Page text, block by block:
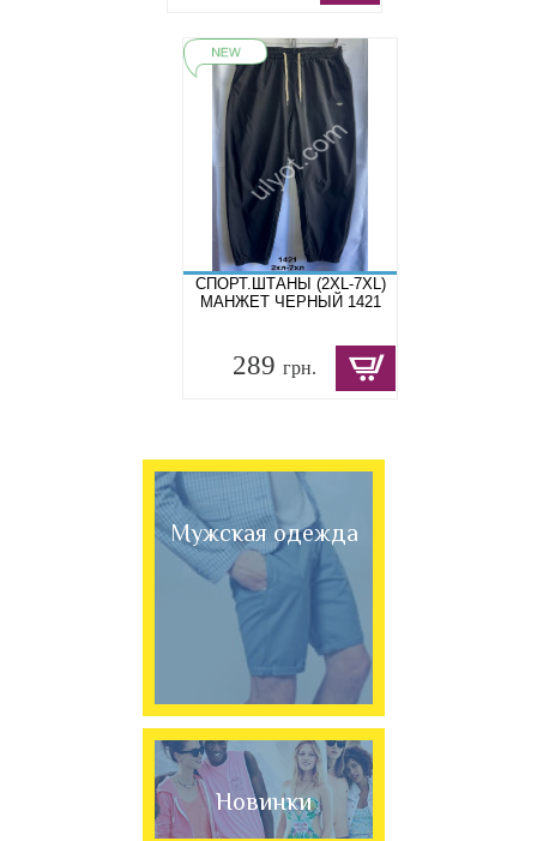
СПОРТ.ШТАНЫ (2XL-7XL)
МАНЖЕТ ЧЕРНЫЙ 1421
289 грн.
Мужская одежда
Новинки